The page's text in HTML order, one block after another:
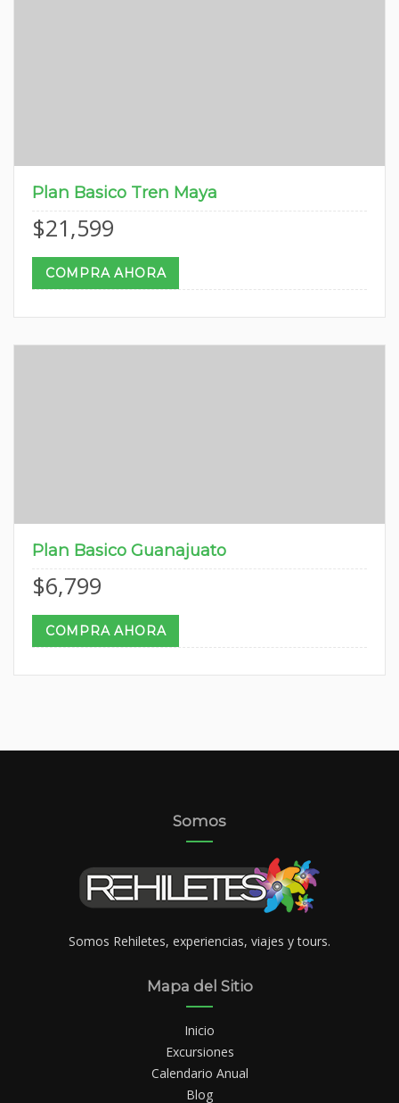
Plan Basico Tren Maya
$21,599
COMPRA AHORA
Plan Basico Guanajuato
$6,799
COMPRA AHORA
Somos
Somos Rehiletes, experiencias, viajes y tours.
Mapa del Sitio
Inicio
Excursiones
Calendario Anual
Blog